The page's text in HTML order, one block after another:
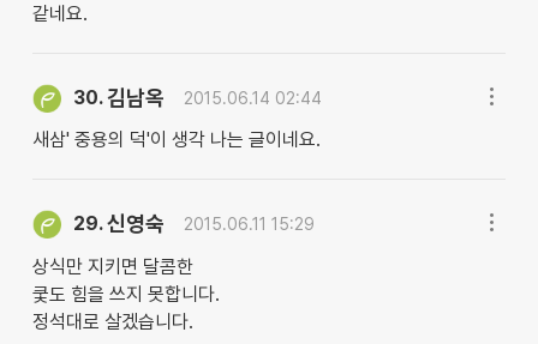
같네요.
30.김남옥 2015.06.14 02:44
새삼' 중용의 덕'이 생각 나는 글이네요.
29.신영숙 2015.06.11 15:29
상식만 지키면 달콤한
쿷도 힘을 쓰지 못합니다.
정석대로 살겠습니다.